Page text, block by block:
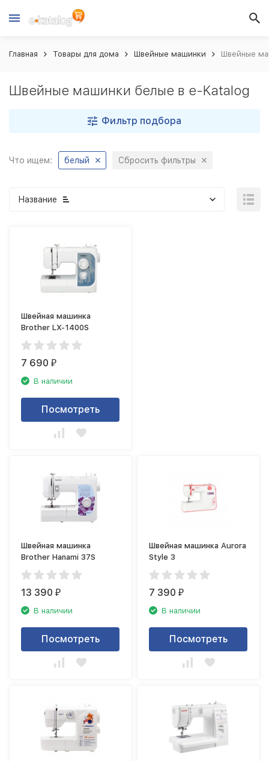
Главная Товары для дома Швейные машинки Швейные
Швейные машинки белые в e-Katalog
Фильтр подбора
Что ищем: белый Сбросить фильтры
Название
Швейная машинка
Brother LX-1400S
7 690₽
В наличии
Посмотреть
Швейная машинка
Brother Hanami 37S
13 390₽
В наличии
Посмотреть
Швейная машинка Aurora
Style 3
7 390₽
В наличии
Посмотреть